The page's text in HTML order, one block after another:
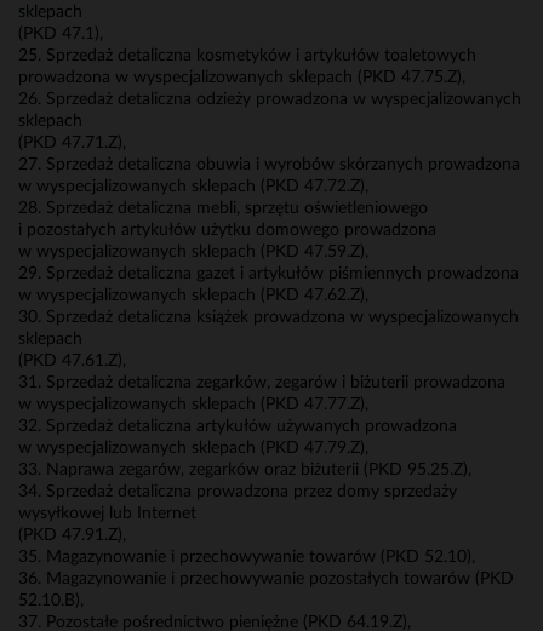
sklepach
(PKD 47.1),
25. Sprzedaż detaliczna kosmetyków i artykułów toaletowych
prowadzona w wyspecjalizowanych sklepach (PKD 47.75.Z),
26. Sprzedaż detaliczna odzieży prowadzona w wyspecjalizowanych
sklepach
(PKD 47.71.Z),
27. Sprzedaż detaliczna obuwia i wyrobów skórzanych prowadzona
w wyspecjalizowanych sklepach (PKD 47.72.Z),
28. Sprzedaż detaliczna mebli, sprzętu oświetleniowego
i pozostałych artykułów użytku domowego prowadzona
w wyspecjalizowanych sklepach (PKD 47.59.Z),
29. Sprzedaż detaliczna gazet i artykułów piśmiennych prowadzona
w wyspecjalizowanych sklepach (PKD 47.62.Z),
30. Sprzedaż detaliczna książek prowadzona w wyspecjalizowanych
sklepach
(PKD 47.61.Z),
31. Sprzedaż detaliczna zegarków, zegarów i biżuterii prowadzona
w wyspecjalizowanych sklepach (PKD 47.77.Z),
32. Sprzedaż detaliczna artykułów używanych prowadzona
w wyspecjalizowanych sklepach (PKD 47.79.Z),
33. Naprawa zegarów, zegarków oraz biżuterii (PKD 95.25.Z),
34. Sprzedaż detaliczna prowadzona przez domy sprzedaży
wysyłkowej lub Internet
(PKD 47.91.Z),
35. Magazynowanie i przechowywanie towarów (PKD 52.10),
36. Magazynowanie i przechowywanie pozostałych towarów (PKD
52.10.B),
37. Pozostałe pośrednictwo pieniężne (PKD 64.19.Z),